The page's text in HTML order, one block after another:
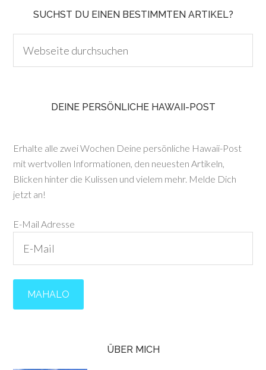
SUCHST DU EINEN BESTIMMTEN ARTIKEL?
DEINE PERSÖNLICHE HAWAII-POST
Erhalte alle zwei Wochen Deine persönliche Hawaii-Post
mit wertvollen Informationen, den neuesten Artikeln,
Blicken hinter die Kulissen und vielem mehr. Melde Dich
jetzt an!
E-Mail Adresse
ÜBER MICH